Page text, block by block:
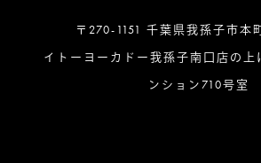
〒270-1151 千葉県我孫子市本
イトーヨーカドー我孫子南口店の上
ンション710号室